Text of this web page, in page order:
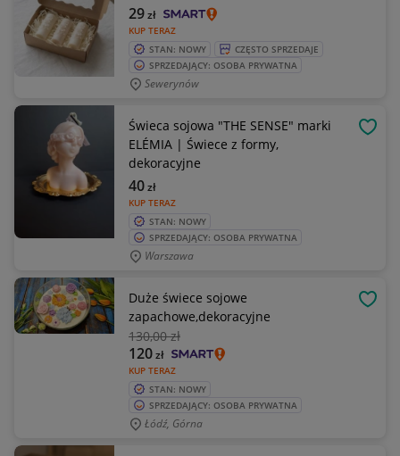
KUP TERAZ
29zł
STAN: NOWY
CZĘSTO SPRZEDAJE
SPRZEDAJĄCY: OSOBA PRYWATNA
Sewerynów
Świeca sojowa "THE SENSE" marki
ELÉMIA | Świece z formy,
dekoracyjne
KUP TERAZ
40zł
STAN: NOWY
SPRZEDAJĄCY: OSOBA PRYWATNA
Warszawa
Duże świece sojowe
zapachowe,dekoracyjne
130,00 zł
KUP TERAZ
120zł
STAN: NOWY
SPRZEDAJĄCY: OSOBA PRYWATNA
Łódź, Górna